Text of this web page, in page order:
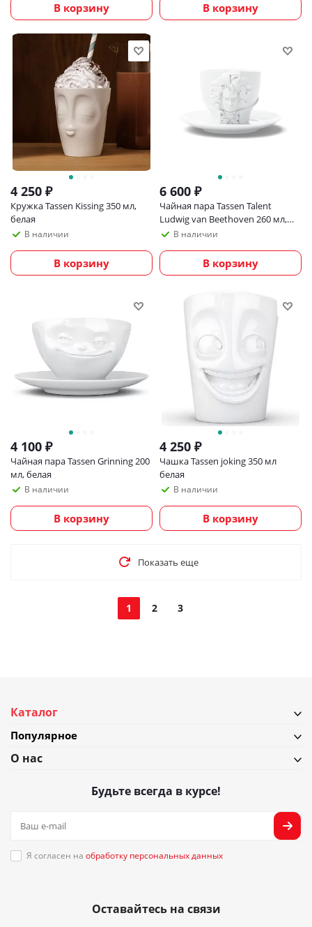
В корзину В корзину
4 250 ₽
Кружка Tassen Kissing 350 мл,
белая
В наличии
В корзину
6 600 ₽
Чайная пара Tassen Talent
Ludwig van Beethoven 260 мл,
белаяВ наличии
В корзину
4 100 ₽
Чайная пара Tassen Grinning 200
мл, белая
В наличии
В корзину
4 250 ₽
Чашка Tassen joking 350 мл
белая
В наличии
В корзину
Показать еще
1 2 3
Каталог
Популярное
О нас
Будьте всегда в курсе!
Я согласен на обработку персональных данных
Оставайтесь на связи